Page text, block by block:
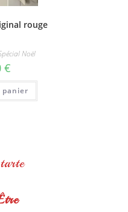
rouge
Noël
€